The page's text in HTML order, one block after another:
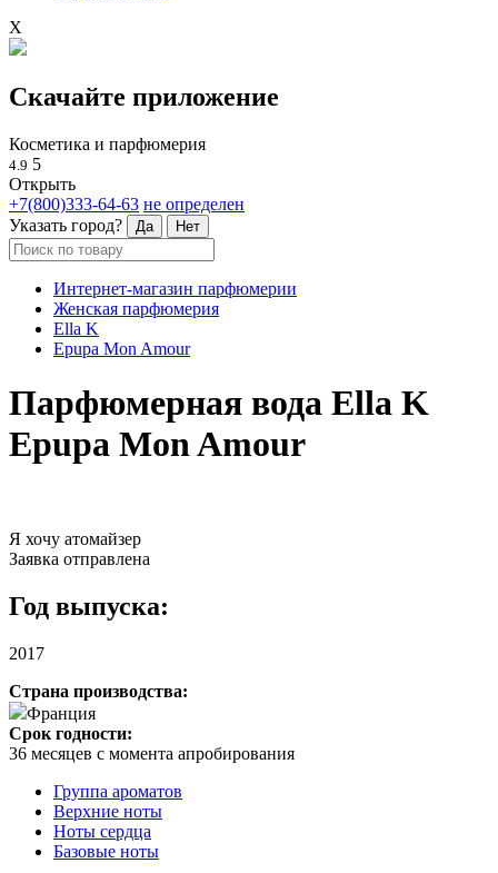
X
Скачайте приложение
Косметика и парфюмерия
4.9 5
Открыть
+7(800)333-64-63 не определен
Указать город?
Да Нет
Интернет-магазин парфюмерии
Женская парфюмерия
Ella K
Epupa Mon Amour
Парфюмерная вода Ella K
Epupa Mon Amour
Я хочу атомайзер
Заявка отправлена
Год выпуска:
2017
Страна производства:
Франция
Срок годности:
36 месяцев с момента апробирования
Группа ароматов
Верхние ноты
Ноты сердца
Базовые ноты